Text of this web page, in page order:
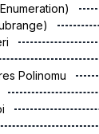
Polinomu